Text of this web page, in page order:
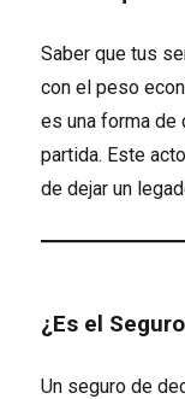
Saber que tus
con el peso
es una forma
partida. Este
de dejar un
¿Es el
Un seguro de